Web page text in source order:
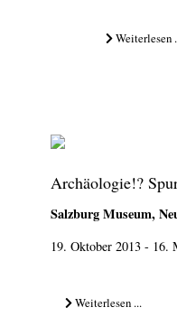
Weiterlesen
Archäologie!?
Salzburg Museum,
19. Oktober 2013 - 16.
Weiterlesen ...